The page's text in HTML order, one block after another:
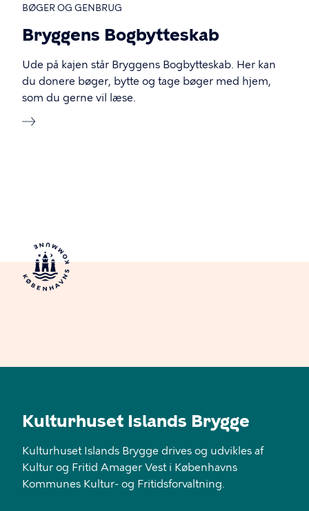
BØGER OG GENBRUG
Bryggens Bogbytteskab
Ude på kajen står Bryggens Bogbytteskab. Her kan
du donere bøger, bytte og tage bøger med hjem,
som du gerne vil læse.
Kulturhuset Islands Brygge
Kulturhuset Islands Brygge drives og udvikles af
Kultur og Fritid Amager Vest i Københavns
Kommunes Kultur- og Fritidsforvaltning.